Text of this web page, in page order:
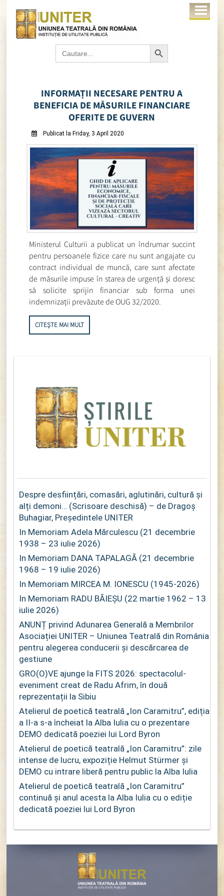
Search
for:
Search Button
INFORMAȚII NECESARE PENTRU A
BENEFICIA DE MĂSURILE FINANCIARE
OFERITE DE GUVERN
Publicat la Friday, 3 April 2020
Ministerul Culturii a publicat un îndrumar succint
pentru persoanele fizice care nu sunt angajate cu
contract individual de muncă, care sunt afectate
de măsurile impuse în starea de urgență și doresc
să solicite sprijin financiar sub forma unei
indemnizații prevăzute de OUG 32/2020.
CITEȘTE MAI MULT
Despre desființări, comasări, aglutinări, cultură și
alți demoni… (Scrisoare deschisă) – de Dragoș
Buhagiar, Președintele UNITER
In Memoriam Adela Mărculescu (21 decembrie
1938 – 23 iulie 2026)
In Memoriam DANA TAPALAGĂ (21 decembrie
1968 – 19 iulie 2026)
In Memoriam MIRCEA M. IONESCU (1945-2026)
In Memoriam RADU BĂIEȘU (22 martie 1962 – 13
iulie 2026)
ANUNȚ privind Adunarea Generală a Membrilor
Asociației UNITER – Uniunea Teatrală din România
pentru alegerea conducerii și descărcarea de
gestiune
GRO(O)VE ajunge la FITS 2026: spectacolul-
eveniment creat de Radu Afrim, în două
reprezentații la Sibiu
Atelierul de poetică teatrală „Ion Caramitru”, ediția
a II-a s-a încheiat la Alba Iulia cu o prezentare
DEMO dedicată poeziei lui Lord Byron
Atelierul de poetică teatrală „Ion Caramitru”: zile
intense de lucru, expoziție Helmut Stürmer și
DEMO cu intrare liberă pentru public la Alba Iulia
Atelierul de poetică teatrală „Ion Caramitru”
continuă și anul acesta la Alba Iulia cu o ediție
dedicată poeziei lui Lord Byron